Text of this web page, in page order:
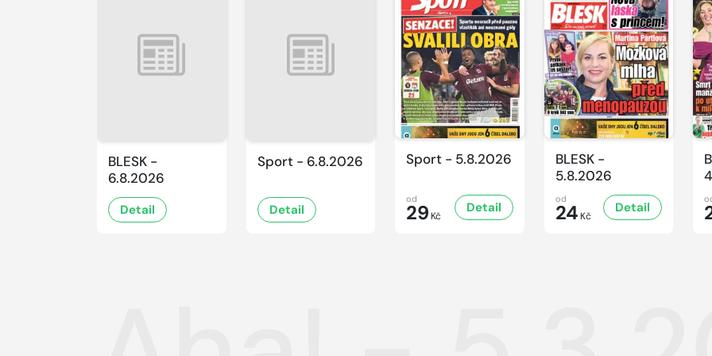
BLESK -
6.8.2026
Detail
Sport - 6.8.2026
Detail
Sport - 5.8.2026
od
29 Kč
Detail
BLESK -
5.8.2026
od
24 Kč
Detail